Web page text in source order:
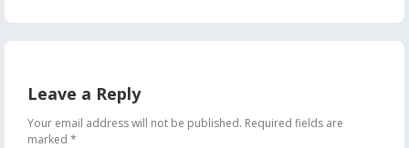
Leave a Reply
Your email address will not be published. Required fields are
marked *